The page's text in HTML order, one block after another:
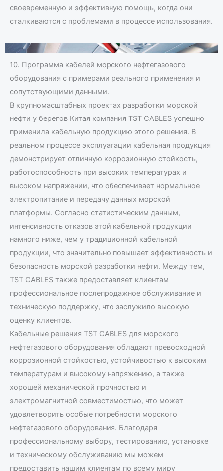
своевременную и эффективную помощь, когда они
сталкиваются с проблемами в процессе использования.
10. Программа кабелей морского нефтегазового
оборудования с примерами реального применения и
сопутствующими данными.
В крупномасштабных проектах разработки морской
нефти у берегов Китая компания TST CABLES успешно
применила кабельную продукцию этого решения. В
реальном процессе эксплуатации кабельная продукция
демонстрирует отличную коррозионную стойкость,
работоспособность при высоких температурах и
высоком напряжении, что обеспечивает нормальное
электропитание и передачу данных морской
платформы. Согласно статистическим данным,
интенсивность отказов этой кабельной продукции
намного ниже, чем у традиционной кабельной
продукции, что значительно повышает эффективность и
безопасность морской разработки нефти. Между тем,
TST CABLES также предоставляет клиентам
профессиональное послепродажное обслуживание и
техническую поддержку, что заслужило высокую
оценку клиентов.
Кабельные решения TST CABLES для морского
нефтегазового оборудования обладают превосходной
коррозионной стойкостью, устойчивостью к высоким
температурам и высокому напряжению, а также
хорошей механической прочностью и
электромагнитной совместимостью, что может
удовлетворить особые потребности морского
нефтегазового оборудования. Благодаря
профессиональному выбору, тестированию, установке
и техническому обслуживанию мы можем
предоставить нашим клиентам по всему миру